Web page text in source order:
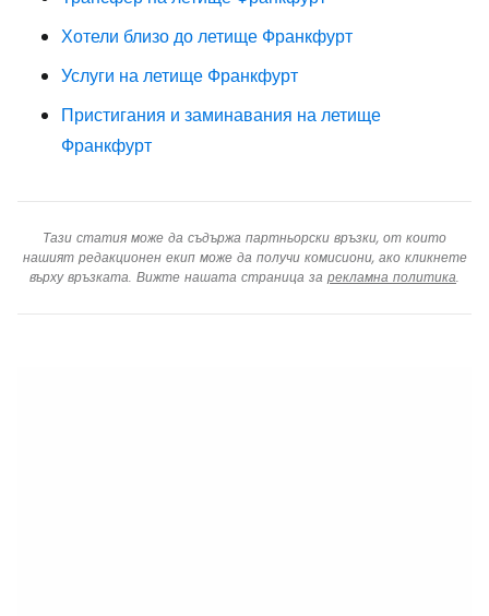
Хотели близо до летище Франкфурт
Услуги на летище Франкфурт
Пристигания и заминавания на летище
Франкфурт
Тази статия може да съдържа партньорски връзки, от които
нашият редакционен екип може да получи комисиони, ако кликнете
върху връзката. Вижте нашата страница за рекламна политика.